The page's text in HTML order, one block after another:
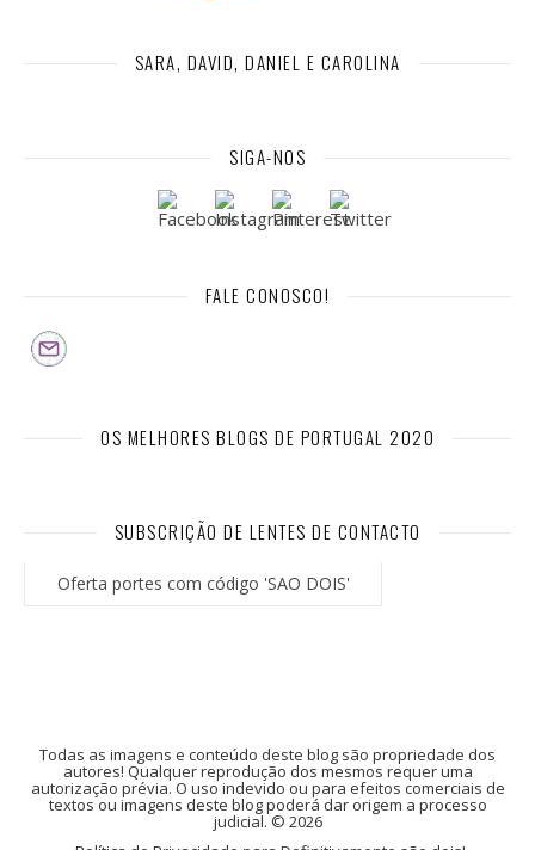
SARA, DAVID, DANIEL E CAROLINA
SIGA-NOS
FALE CONOSCO!
OS MELHORES BLOGS DE PORTUGAL 2020
SUBSCRIÇÃO DE LENTES DE CONTACTO
Oferta portes com código 'SAO DOIS'
Todas as imagens e conteúdo deste blog são propriedade dos
autores! Qualquer reprodução dos mesmos requer uma
autorização prévia. O uso indevido ou para efeitos comerciais de
textos ou imagens deste blog poderá dar origem a processo
judicial. © 2026